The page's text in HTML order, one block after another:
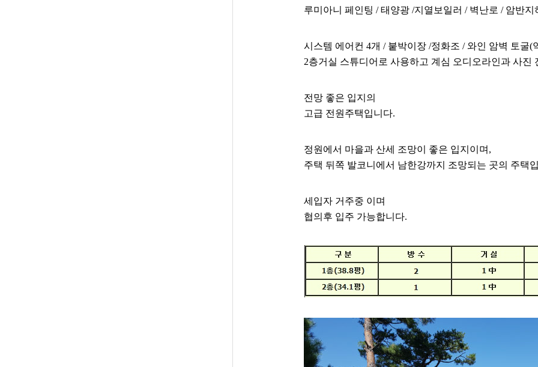
루미아니 페인팅 / 태양광 /지열보일러 / 벽난로 / 암반지
시스템 에어컨 4개 / 붙박이장 /정화조 / 와인 암벽 토굴(
2층거실 스튜디어로 사용하고 계심 오디오라인과 사진
전망 좋은 입지의
고급 전원주택입니다.
정원에서 마을과 산세 조망이 좋은 입지이며,
주택 뒤쪽 발코니에서 남한강까지 조망되는 곳의 주택
세입자 거주중 이며
협의후 입주 가능합니다.